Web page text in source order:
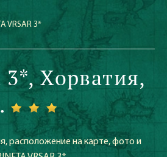
VRSAR 3*
3*, Хорватия,
расположение на карте, фото и